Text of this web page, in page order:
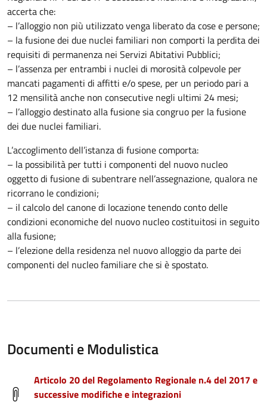
accerta che:
– l’alloggio non più utilizzato venga liberato da cose e persone;
– la fusione dei due nuclei familiari non comporti la perdita dei
requisiti di permanenza nei Servizi Abitativi Pubblici;
– l’assenza per entrambi i nuclei di morosità colpevole per
mancati pagamenti di affitti e/o spese, per un periodo pari a
12 mensilità anche non consecutive negli ultimi 24 mesi;
– l’alloggio destinato alla fusione sia congruo per la fusione
dei due nuclei familiari.
L’accoglimento dell’istanza di fusione comporta:
– la possibilità per tutti i componenti del nuovo nucleo
oggetto di fusione di subentrare nell’assegnazione, qualora ne
ricorrano le condizioni;
– il calcolo del canone di locazione tenendo conto delle
condizioni economiche del nuovo nucleo costituitosi in seguito
alla fusione;
– l’elezione della residenza nel nuovo alloggio da parte dei
componenti del nucleo familiare che si è spostato.
Documenti e Modulistica
Articolo 20 del Regolamento Regionale n.4 del 2017 e
successive modifiche e integrazioni